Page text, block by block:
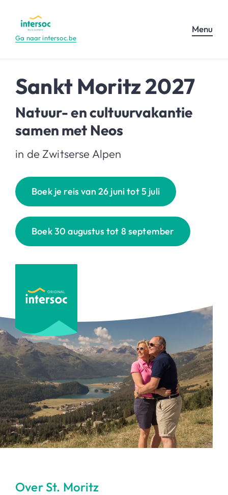
Ga naar intersoc.be
Menu
Sankt Moritz 2027
Natuur- en cultuurvakantie
samen met Neos
in de Zwitserse Alpen
Boek je reis van 26 juni tot 5 juli
Boek 30 augustus tot 8 september
Over St. Moritz